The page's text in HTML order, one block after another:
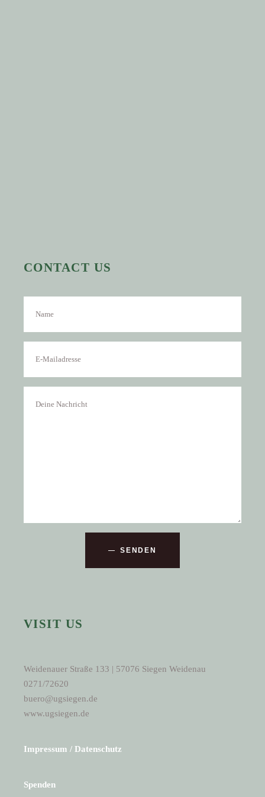
CONTACT US
SENDEN
VISIT US
Weidenauer Straße 133 | 57076 Siegen Weidenau
0271/72620
buero@ugsiegen.de
www.ugsiegen.de
Impressum / Datenschutz
Spenden